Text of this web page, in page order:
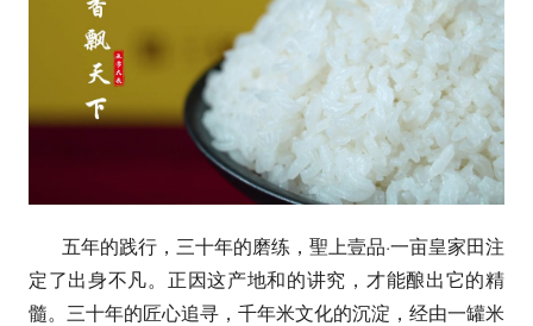
五年的践行，三十年的磨练，聖上壹品·一亩皇家田注
定了出身不凡。正因这产地和的讲究，才能酿出它的精
髓。三十年的匠心追寻，千年米文化的沉淀，经由一罐米